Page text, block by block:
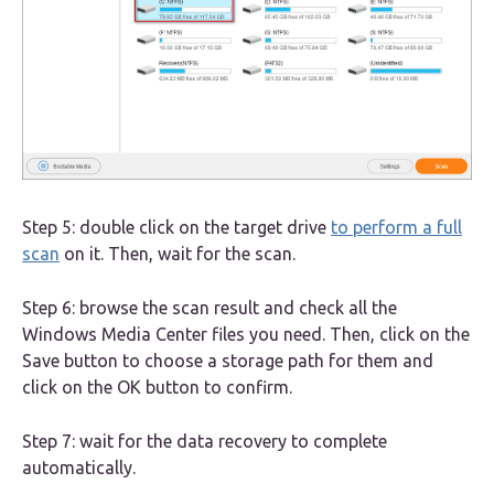
Step 5: double click on the target drive to perform a full
scan on it. Then, wait for the scan.
Step 6: browse the scan result and check all the
Windows Media Center files you need. Then, click on the
Save button to choose a storage path for them and
click on the OK button to confirm.
Step 7: wait for the data recovery to complete
automatically.